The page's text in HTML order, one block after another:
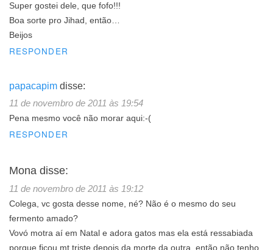
Super gostei dele, que fofo!!!
Boa sorte pro Jihad, então…
Beijos
RESPONDER
papacapim disse:
11 de novembro de 2011 às 19:54
Pena mesmo você não morar aqui:-(
RESPONDER
Mona disse:
11 de novembro de 2011 às 19:12
Colega, vc gosta desse nome, né? Não é o mesmo do seu
fermento amado?
Vovó motra aí em Natal e adora gatos mas ela está ressabiada
porque ficou mt triste depois da morte da outra, então não tenho